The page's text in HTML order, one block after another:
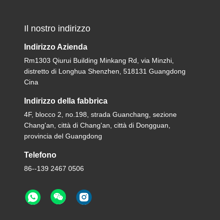
Il nostro indirizzo
Indirizzo Azienda
Rm1303 Qiurui Building Minkang Rd, via Minzhi,
distretto di Longhua Shenzhen, 518131 Guangdong
Cina
Indirizzo della fabbrica
4F, blocco 2, no.198, strada Guanchang, sezione
Chang'an, città di Chang'an, città di Dongguan,
provincia del Guangdong
Telefono
86--139 2467 0506